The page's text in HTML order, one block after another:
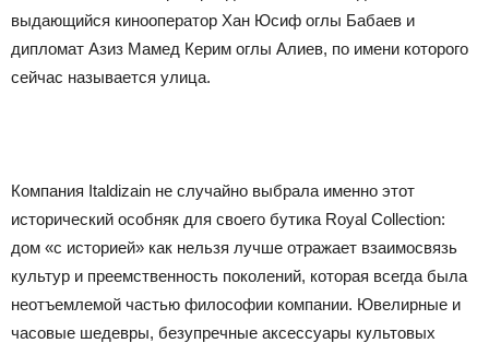
выдающийся кинооператор Хан Юсиф оглы Бабаев и
дипломат Азиз Мамед Керим оглы Алиев, по имени которого
сейчас называется улица.
Компания Italdizain не случайно выбрала именно этот
исторический особняк для своего бутика Royal Collection:
дом «с историей» как нельзя лучше отражает взаимосвязь
культур и преемственность поколений, которая всегда была
неотъемлемой частью философии компании. Ювелирные и
часовые шедевры, безупречные аксессуары культовых